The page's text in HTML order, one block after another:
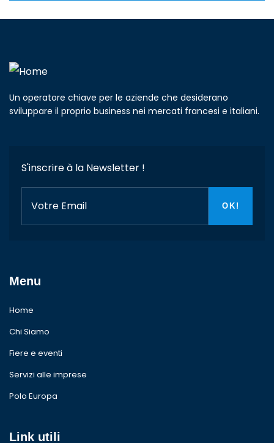
Un operatore chiave per le aziende che desiderano
sviluppare il proprio business nei mercati francesi e italiani.
S'inscrire à la Newsletter !
Menu
Home
Chi Siamo
Fiere e eventi
Servizi alle imprese
Polo Europa
Link utili